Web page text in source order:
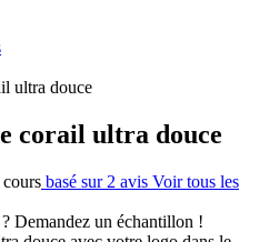
ultra douce
corail ultra douce
cours basé sur 2 avis Voir tous les
Demandez un échantillon !